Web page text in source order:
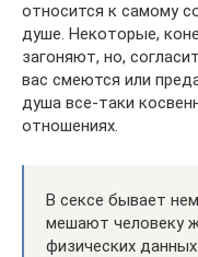
относится к самому
душе. Некоторые,
загоняют, но,
вас смеются или
душа все-таки
отношениях.
В сексе бывает
мешают человеку
физических